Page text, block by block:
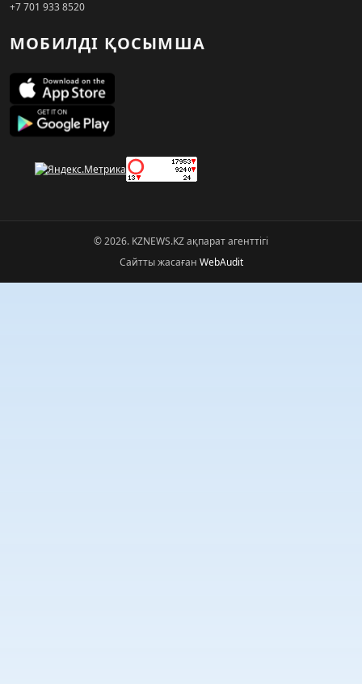
+7 701 933 8520
МОБИЛДІ ҚОСЫМША
© 2026. KZNEWS.KZ ақпарат агенттігі
Сайтты жасаған WebAudit